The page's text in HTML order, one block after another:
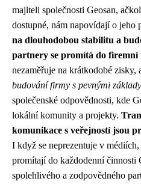
majiteli společnosti Geosan,
dostupné, nám napovídají o jeho
na dlouhodobou stabilitu a
partnery se promítá do firemní
nezaměřuje na krátkodobé zisky,
budování firmy s pevnými základy
společenské odpovědnosti, kde
lokální komunity a projekty.
komunikace s veřejností jsou
I když se neprezentuje v
promítají do každodenní činnosti
spolehlivého a zodpovědného